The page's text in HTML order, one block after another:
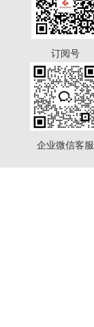
订阅号
企业微信客服